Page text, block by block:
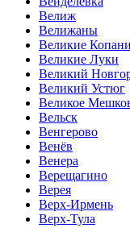
Велиж
Велижаны
Великие Копани
Великие Луки
Великий
Великий Устюг
Великое
Вельск
Венгерово
Венёв
Венера
Верещагино
Верея
Верх-Ирмень
Верх-Тула